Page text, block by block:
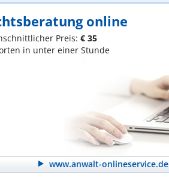
online
Preis: € 35
in unter einer Stunde
www.anwalt-onlineservice.de